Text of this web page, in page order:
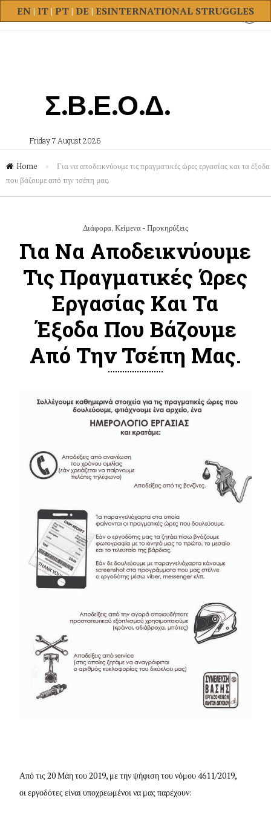
INTERNATIONAL STRUGGLES
EN| IT| PT| DE | ES
Σ.Β.Ε.Ο.Δ.
Friday 7 August 2026
Home »
Για να αποδεικνύουμε τις πραγματικές ώρες εργασίας και τα έξοδα
που βάζουμε από την τσέπη μας.
Διάφορα,Κείμενα - Προκηρύξεις
Για Να Αποδεικνύουμε
Τις Πραγματικές Ώρες
Εργασίας Και Τα
Έξοδα Που Βάζουμε
Από Την Τσέπη Μας.
Από τις 20 Μάη του 2019, με την ψήφιση του νόμου 4611/2019,
οι εργοδότες είναι υποχρεωμένοι να μας παρέχουν: